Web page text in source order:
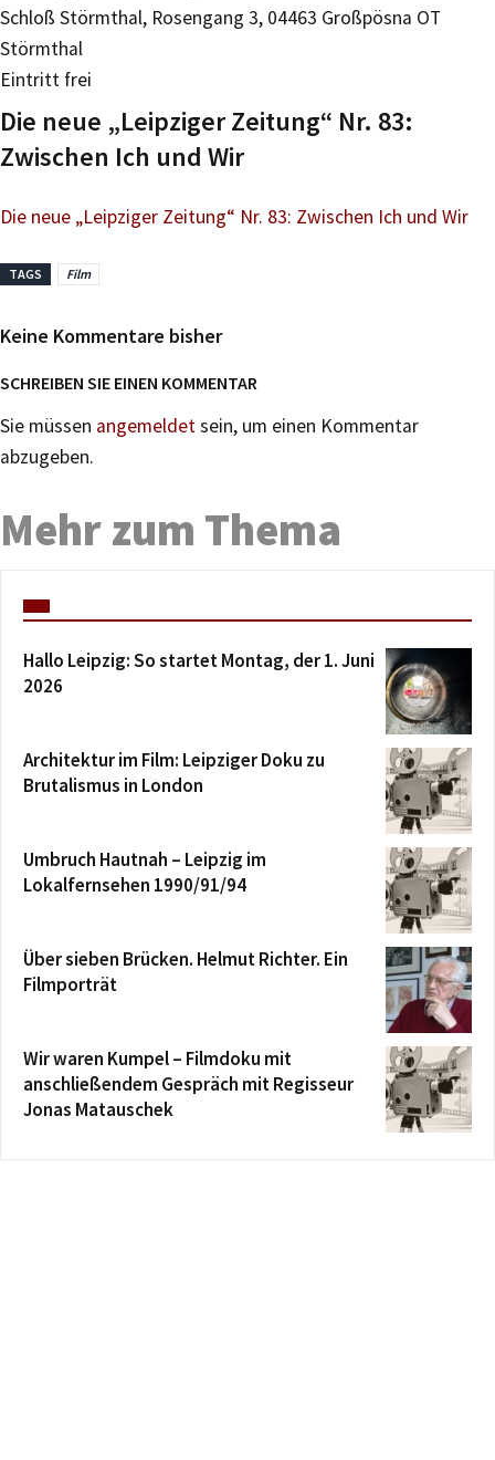
Schloß Störmthal, Rosengang 3, 04463 Großpösna OT
Störmthal
Eintritt frei
Die neue „Leipziger Zeitung“ Nr. 83:
Zwischen Ich und Wir
Die neue „Leipziger Zeitung“ Nr. 83: Zwischen Ich und Wir
TAGS Film
Keine Kommentare bisher
SCHREIBEN SIE EINEN KOMMENTAR
Sie müssen angemeldetsein, um einen Kommentar
abzugeben.
Mehr zum Thema
Hallo Leipzig: So startet Montag, der 1. Juni
2026
Architektur im Film: Leipziger Doku zu
Brutalismus in London
Umbruch Hautnah – Leipzig im
Lokalfernsehen 1990/91/94
Über sieben Brücken. Helmut Richter. Ein
Filmporträt
Wir waren Kumpel – Filmdoku mit
anschließendem Gespräch mit Regisseur
Jonas Matauschek